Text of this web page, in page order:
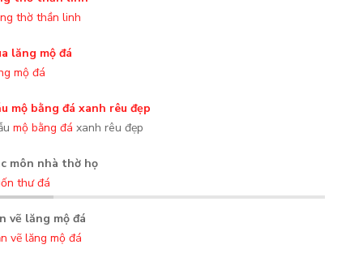
thờ thần linh
mộ đá
mộ bằng đá xanh rêu đẹp
thư đá
vẽ lăng mộ đá